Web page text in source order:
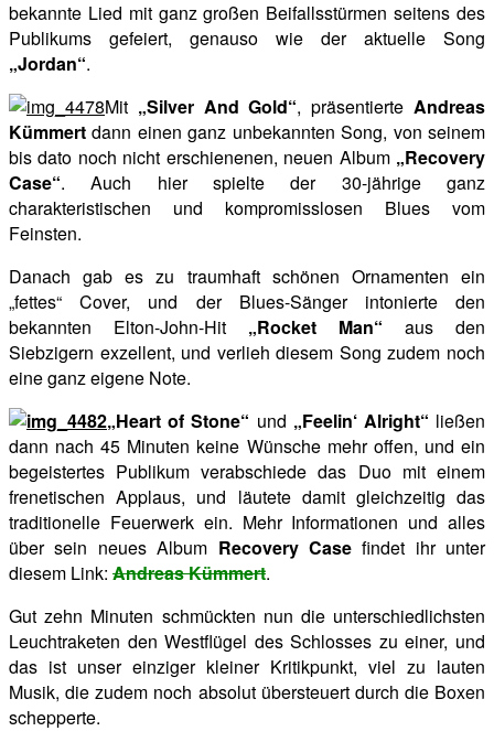
bekannte Lied mit ganz großen Beifallsstürmen seitens des
Publikums gefeiert, genauso wie der aktuelle Song
„Jordan“.
Mit „Silver And Gold“, präsentierteAndreas
Kümmert dann einen ganz unbekannten Song, von seinem
bis dato noch nicht erschienenen, neuen Album „Recovery
Case“. Auch hier spielte der 30-jährige ganz
charakteristischen und kompromisslosen Blues vom
Feinsten.
Danach gab es zu traumhaft schönen Ornamenten ein
„fettes“ Cover, und der Blues-Sänger intonierte den
bekannten Elton-John-Hit „Rocket Man“ aus den
Siebzigern exzellent, und verlieh diesem Song zudem noch
eine ganz eigene Note.
„Heart of Stone“ und „Feelin‘ Alright“ ließen
dann nach 45 Minuten keine Wünsche mehr offen, und ein
begeistertes Publikum verabschiede das Duo mit einem
frenetischen Applaus, und läutete damit gleichzeitig das
traditionelle Feuerwerk ein. Mehr Informationen und alles
über sein neues Album Recovery Casefindet ihr unter
diesem Link: Andreas Kümmert.
Gut zehn Minuten schmückten nun die unterschiedlichsten
Leuchtraketen den Westflügel des Schlosses zu einer, und
das ist unser einziger kleiner Kritikpunkt, viel zu lauten
Musik, die zudem noch absolut übersteuert durch die Boxen
schepperte.